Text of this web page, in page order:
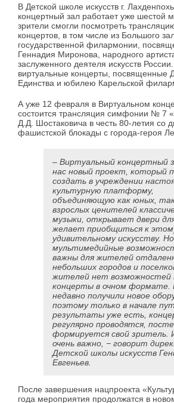
В Детской школе искусств г.
концертный зал работает уже шестой
зрители смогли посмотреть
концертов, в том числе из Большого
государственной филармонии,
Геннадия Миронова, народного
заслуженного деятеля искусств
виртуальные концерты, посвященные
Единства и юбилею Карельской
А уже 12 февраля в Виртуальном
состоится трансляция симфонии № 7
Д.Д. Шостаковича в честь 80-летия со
фашистской блокады с города-героя
– Виртуальный концертный
нас новый проект, который
создать в учреждении
культурную платформу,
объединяющую как юных,
взрослых ценителей
музыки, открывает двери
желает приобщиться к
удивительному искусству.
мультимедийные
важны для жителей
небольших городов и
жителей нет возможностей
концерты в очном
недавно получили новое
поэтому только в начале
результаты уже есть,
регулярно проводятся,
формируется свой зритель.
очень важно, − говорит
Детской школы искусств
Евгеньев.
После завершения нацпроекта
года мероприятия продолжатся в